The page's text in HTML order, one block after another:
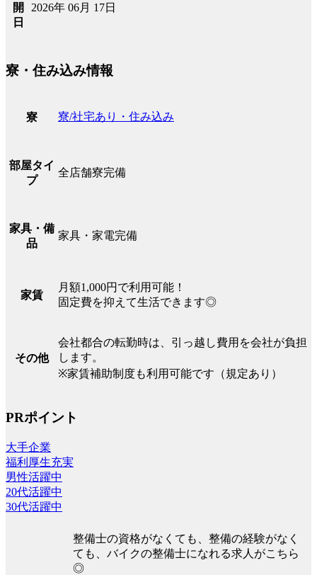
開
日
2026年 06月 17日
寮・住み込み情報
寮 寮/社宅あり・住み込み
部屋タイ
プ
全店舗寮完備
家具・備
品
家具・家電完備
家賃
月額1,000円で利用可能！
固定費を抑えて生活できます◎
その他
会社都合の転勤時は、引っ越し費用を会社が負担
します。
※家賃補助制度も利用可能です（規定あり）
PRポイント
大手企業
福利厚生充実
男性活躍中
20代活躍中
30代活躍中
整備士の資格がなくても、整備の経験がなく
ても、バイクの整備士になれる求人がこちら
◎